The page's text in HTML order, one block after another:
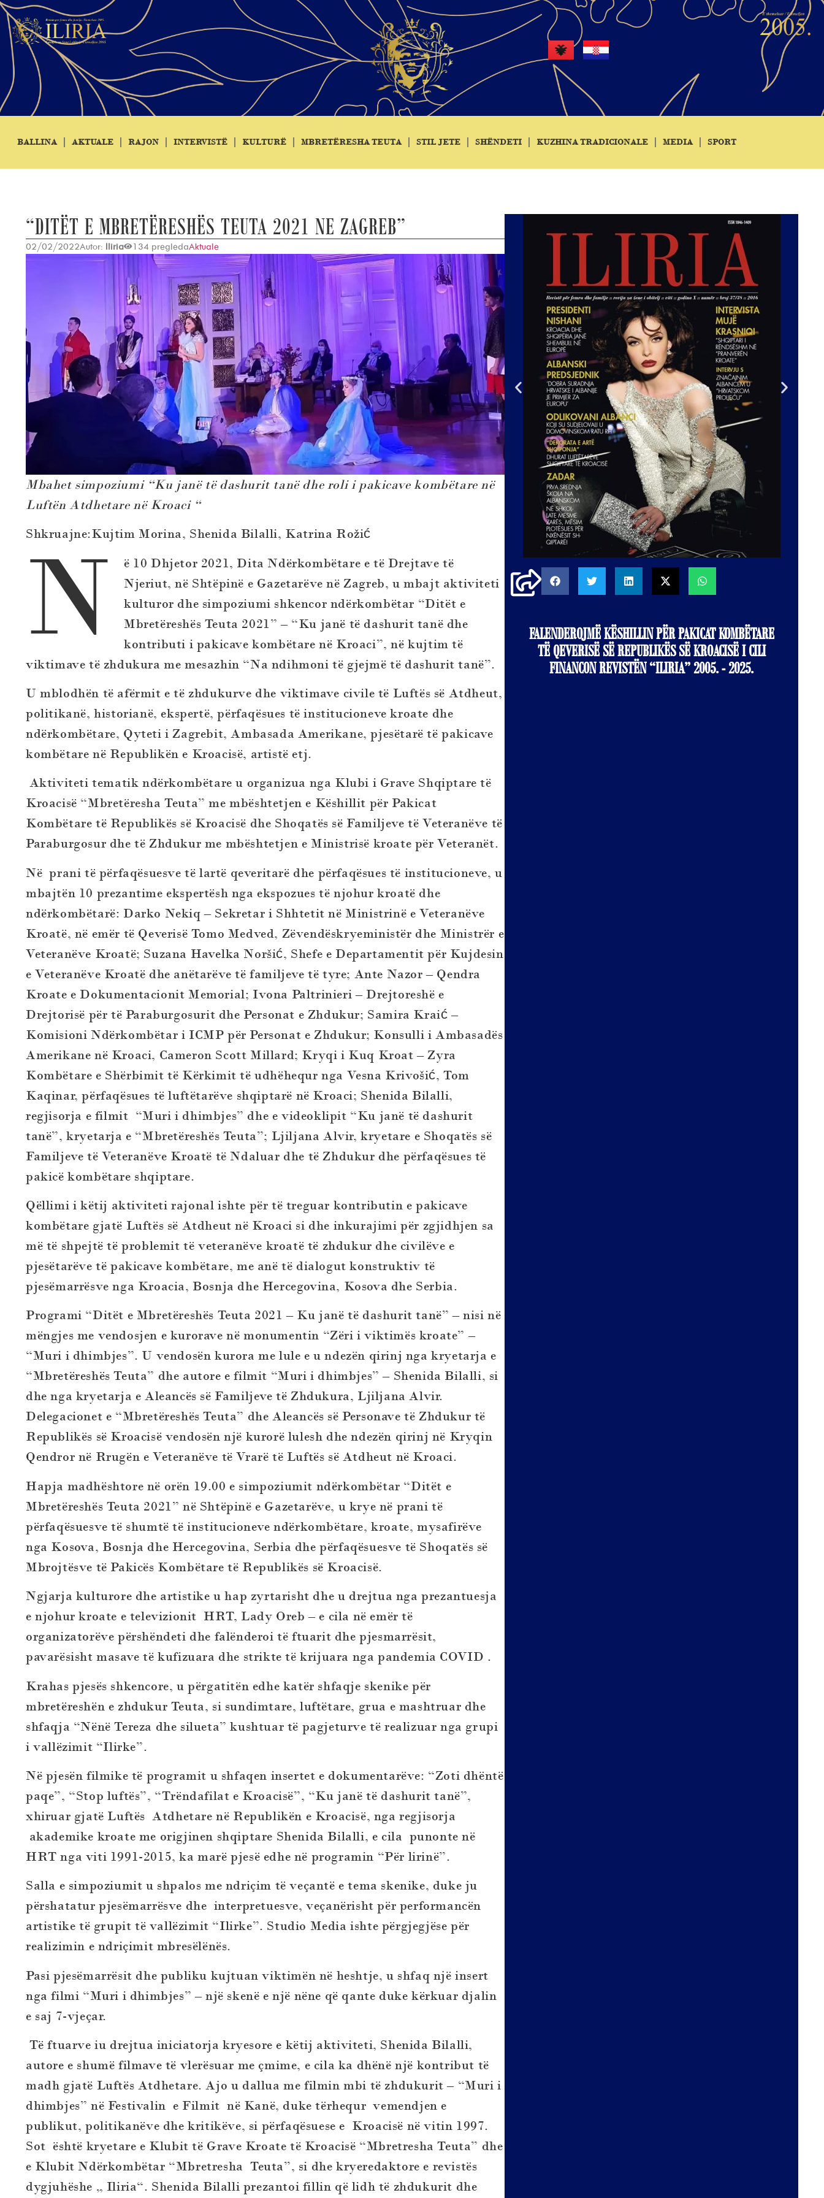
BALLINA AKTUALE RAJON INTERVISTË KULTURË MBRETËRESHA TEUTA STIL JETE SHËNDETI KUZHINA TRADICIONALE MEDIA SPORT
“DITËT E MBRETËRESHËS TEUTA 2021 NE ZAGREB”
02/02/2022Autor: Iliria 134 pregledaAktuale
Mbahet simpoziumi “Ku janë të dashurit tanë dhe roli i pakicave kombëtare në
Luftën Atdhetare nëKroaci “
Shkruajne:Kujtim Morina, Shenida Bilalli, Katrina Rožić
N
ë 10 Dhjetor 2021, Dita Ndërkombëtare e të Drejtave të
Njeriut, në Shtëpinë e Gazetarëve në Zagreb, u mbajt aktiviteti
kulturor dhe simpoziumi shkencor ndërkombëtar “Ditët e
Mbretëreshës Teuta 2021” – “Ku janë të dashurit tanë dhe
kontributi i pakicave kombëtare në Kroaci”, në kujtim të
viktimave të zhdukura me mesazhin “Na ndihmoni të gjejmë të dashurit tanë”.
U mblodhën të afërmit e të zhdukurve dhe viktimave civile të Luftës së Atdheut,
politikanë, historianë, ekspertë, përfaqësues të institucioneve kroate dhe
ndërkombëtare, Qyteti i Zagrebit, Ambasada Amerikane, pjesëtarë të pakicave
kombëtare në Republikën e Kroacisë, artistë etj.
Aktiviteti tematik ndërkombëtare u organizua nga Klubi i Grave Shqiptare të
Kroacisë “Mbretëresha Teuta” me mbështetjen e Këshillit për Pakicat
Kombëtare të Republikës së Kroacisë dhe Shoqatës së Familjeve të Veteranëve të
Paraburgosur dhe të Zhdukur me mbështetjen e Ministrisë kroate për Veteranët.
Në prani të përfaqësuesve të lartë qeveritarë dhe përfaqësues të institucioneve, u
mbajtën 10 prezantime ekspertësh nga ekspozues të njohur kroatë dhe
ndërkombëtarë: Darko Nekiq – Sekretar i Shhtetit në Ministrinë e Veteranëve
Kroatë, në emër të Qeverisë Tomo Medved, Zëvendëskryeministër dhe Ministrër e
Veteranëve Kroatë; Suzana Havelka Noršić, Shefe e Departamentit për Kujdesin
e Veteranëve Kroatë dhe anëtarëve të familjeve të tyre; Ante Nazor – Qendra
Kroate e Dokumentacionit Memorial; Ivona Paltrinieri – Drejtoreshë e
Drejtorisë për të Paraburgosurit dhe Personat e Zhdukur; Samira Kraić –
Komisioni Ndërkombëtar i ICMP për Personat e Zhdukur; Konsulli i Ambasadës
Amerikane në Kroaci, Cameron Scott Millard; Kryqi i Kuq Kroat – Zyra
Kombëtare e Shërbimit të Kërkimit të udhëhequr nga Vesna Krivošić, Tom
Kaqinar, përfaqësues të luftëtarëve shqiptarë në Kroaci; Shenida Bilalli,
regjisorja e filmit “Muri i dhimbjes” dhe e videoklipit “Ku janë të dashurit
tanë”, kryetarja e “Mbretëreshës Teuta”; Ljiljana Alvir, kryetare e Shoqatës së
Familjeve të Veteranëve Kroatë të Ndaluar dhe të Zhdukur dhe përfaqësues të
pakicë kombëtare shqiptare.
Qëllimi i këtij aktiviteti rajonal ishte për të treguar kontributin e pakicave
kombëtare gjatë Luftës së Atdheut në Kroaci si dhe inkurajimi për zgjidhjen sa
më të shpejtë të problemit të veteranëve kroatë të zhdukur dhe civilëve e
pjesëtarëve të pakicave kombëtare, me anë të dialogut konstruktiv të
pjesëmarrësve nga Kroacia, Bosnja dhe Hercegovina, Kosova dhe Serbia.
Programi “Ditët e Mbretëreshës Teuta 2021 – Ku janë të dashurit tanë” – nisi në
mëngjes me vendosjen e kurorave në monumentin “Zëri i viktimës kroate” –
“Muri i dhimbjes”. U vendosën kurora me lule e u ndezën qirinj nga kryetarja e
“Mbretëreshës Teuta” dhe autore e filmit “Muri i dhimbjes” – Shenida Bilalli, si
dhe nga kryetarja e Aleancës së Familjeve të Zhdukura, Ljiljana Alvir.
Delegacionet e “Mbretëreshës Teuta” dhe Aleancës së Personave të Zhdukur të
Republikës së Kroacisë vendosën një kurorë lulesh dhe ndezën qirinj në Kryqin
Qendror në Rrugën e Veteranëve të Vrarë të Luftës së Atdheut në Kroaci.
Hapja madhështore në orën 19.00 e simpoziumit ndërkombëtar “Ditët e
Mbretëreshës Teuta 2021” në Shtëpinë e Gazetarëve, u krye në prani të
përfaqësuesve të shumtë të institucioneve ndërkombëtare, kroate, mysafirëve
nga Kosova, Bosnja dhe Hercegovina, Serbia dhe përfaqësuesve të Shoqatës së
Mbrojtësve të Pakicës Kombëtare të Republikës së Kroacisë.
Ngjarja kulturore dhe artistike u hap zyrtarisht dhe u drejtua nga prezantuesja
e njohur kroate e televizionit HRT, Lady Oreb – e cila në emër të
organizatorëve përshëndeti dhe falënderoi të ftuarit dhe pjesmarrësit,
pavarësisht masave të kufizuara dhe strikte të krijuara nga pandemia COVID .
Krahas pjesës shkencore, u përgatitën edhe katër shfaqje skenike për
mbretëreshën e zhdukur Teuta, si sundimtare, luftëtare, grua e mashtruar dhe
shfaqja “Nënë Tereza dhe silueta” kushtuar të pagjeturve të realizuar nga grupi
i vallëzimit “Ilirke”.
Në pjesën filmike të programit u shfaqen insertet e dokumentarëve: “Zoti dhëntë
paqe”, “Stop luftës”, “Trëndafilat e Kroacisë”, “Ku janë të dashurit tanë”,
xhiruar gjatë Luftës Atdhetare në Republikën e Kroacisë, nga regjisorja
akademike kroate me origjinen shqiptare Shenida Bilalli, e cila punonte në
HRT nga viti 1991-2015, ka marë pjesë edhe në programin “Për lirinë”.
Salla e simpoziumit u shpalos me ndriçim të veçantë e tema skenike, duke ju
përshatatur pjesëmarrësve dhe interpretuesve, veçanërisht për performancën
artistike të grupit të vallëzimit “Ilirke”. Studio Media ishte përgjegjëse për
realizimin e ndriçimit mbresëlënës.
Pasi pjesëmarrësit dhe publiku kujtuan viktimën në heshtje, u shfaq një insert
nga filmi “Muri i dhimbjes” – një skenë e një nëne që qante duke kërkuar djalin
e saj 7-vjeçar.
Të ftuarve iu drejtua iniciatorja kryesore e këtij aktiviteti, Shenida Bilalli,
autore e shumë filmave të vlerësuar me çmime, e cila ka dhënë një kontribut të
madh gjatë Luftës Atdhetare. Ajo u dallua me filmin mbi të zhdukurit – “Muri i
dhimbjes” në Festivalin e Filmit në Kanë, duke tërhequr vemendjen e
publikut, politikanëve dhe kritikëve, si përfaqësuese e Kroacisë në vitin 1997.
Sot është kryetare e Klubit të Grave Kroate të Kroacisë “Mbretresha Teuta” dhe
e Klubit Ndërkombëtar “Mbretresha Teuta”, si dhe kryeredaktore e revistës
dygjuhëshe „ Iliria“. Shenida Bilalli prezantoi fillin që lidh të zhdukurit dhe
FALENDEROJMË KËSHILLIN PËR PAKICAT KOMBËTARE
TË QEVERISË SË REPUBLIKËS SË KROACISË I CILI
FINANCON REVISTËN “ILIRIA” 2005. - 2025.